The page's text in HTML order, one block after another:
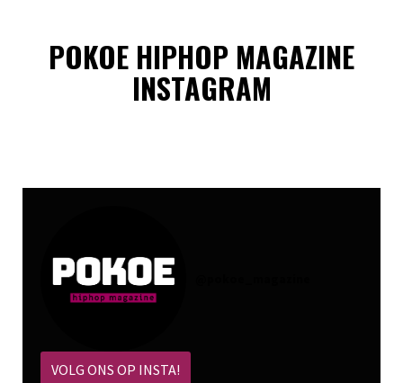
POKOE HIPHOP MAGAZINE
INSTAGRAM
VOLG ONS OP INSTA!